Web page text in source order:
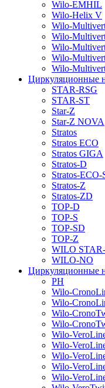
Wilo-EMHIL
Wilo-Helix V
Wilo-
Wilo-
Wilo-
Wilo-
Wilo-
Циркуляционные
STAR-RSG
STAR-ST
Star-Z
Star-Z NOVA
Stratos
Stratos ECO
Stratos GIGA
Stratos-D
Stratos-ECO-
Stratos-Z
Stratos-ZD
TOP-D
TOP-S
TOP-SD
TOP-Z
WILO
WILO-NO
Циркуляционные
PH
Wilo-
Wilo-
Wilo-
Wilo-
Wilo-
Wilo-
Wilo-
Wilo-
Wilo-